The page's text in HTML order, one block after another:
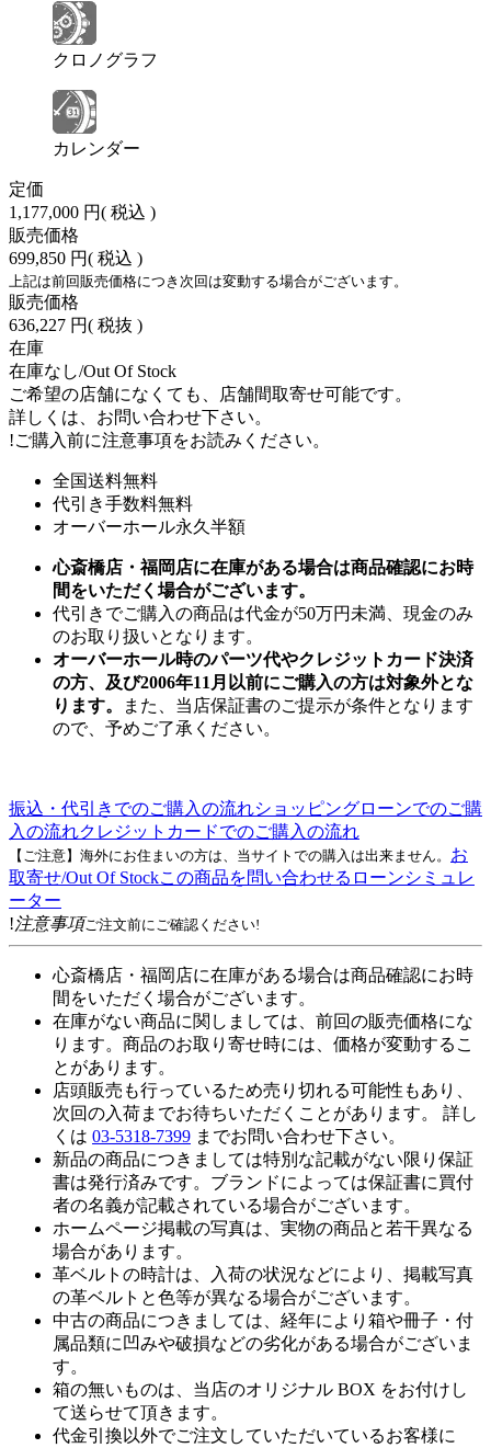
クロノグラフ
カレンダー
定価
1,177,000 円( 税込 )
販売価格
699,850 円( 税込 )
上記は前回販売価格につき次回は変動する場合がございます。
販売価格
636,227 円( 税抜 )
在庫
在庫なし/Out Of Stock
ご希望の店舗になくても、店舗間取寄せ可能です。
詳しくは、お問い合わせ下さい。
!ご購入前に注意事項をお読みください。
全国送料無料
代引き手数料無料
オーバーホール永久半額
心斎橋店・福岡店に在庫がある場合は商品確認にお時
間をいただく場合がございます。
代引きでご購入の商品は代金が50万円未満、現金のみ
のお取り扱いとなります。
オーバーホール時のパーツ代やクレジットカード決済
の方、及び2006年11月以前にご購入の方は対象外とな
ります。
また、当店保証書のご提示が条件となります
ので、予めご了承ください。
振込・代引きでのご購入の流れショッピングローンでのご購
入の流れクレジットカードでのご購入の流れ
【ご注意】海外にお住まいの方は、当サイトでの購入は出来ません。 お
取寄せ/Out Of Stockこの商品を問い合わせる ローンシミュレ
ーター
!注意事項ご注文前にご確認ください!
心斎橋店・福岡店に在庫がある場合は商品確認にお時
間をいただく場合がございます。
在庫がない商品に関しましては、前回の販売価格にな
ります。商品のお取り寄せ時には、価格が変動するこ
とがあります。
店頭販売も行っているため売り切れる可能性もあり、
次回の入荷までお待ちいただくことがあります。 詳し
くは 03-5318-7399 までお問い合わせ下さい。
新品の商品につきましては特別な記載がない限り保証
書は発行済みです。ブランドによっては保証書に買付
者の名義が記載されている場合がございます。
ホームページ掲載の写真は、実物の商品と若干異なる
場合があります。
革ベルトの時計は、入荷の状況などにより、掲載写真
の革ベルトと色等が異なる場合がございます。
中古の商品につきましては、経年により箱や冊子・付
属品類に凹みや破損などの劣化がある場合がございま
す。
箱の無いものは、当店のオリジナル BOX をお付けし
て送らせて頂きます。
代金引換以外でご注文していただいているお客様に